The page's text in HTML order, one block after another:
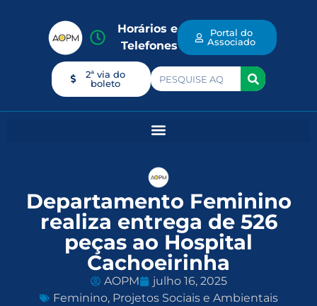
Horários e
Telefones
Portal do
Associado
2ª via do
boleto
Departamento Feminino
realiza entrega de 526
peças ao Hospital
Cachoeirinha
AOPM
julho 16, 2025
Feminino, Projetos Sociais e Ambientais